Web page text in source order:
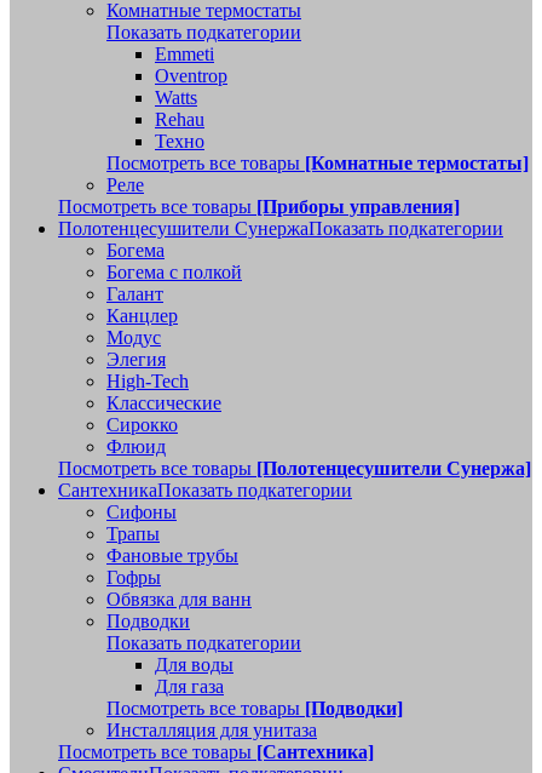
Комнатные термостаты
Показать подкатегории
Emmeti
Oventrop
Watts
Rehau
Техно
Посмотреть все товары [Комнатные термостаты]
Реле
Посмотреть все товары [Приборы управления]
Полотенцесушители СунержаПоказать подкатегории
Богема
Богема с полкой
Галант
Канцлер
Модус
Элегия
High-Tech
Классические
Сирокко
Флюид
Посмотреть все товары [Полотенцесушители Сунержа]
СантехникаПоказать подкатегории
Сифоны
Трапы
Фановые трубы
Гофры
Обвязка для ванн
Подводки
Показать подкатегории
Для воды
Для газа
Посмотреть все товары [Подводки]
Инсталляция для унитаза
Посмотреть все товары [Сантехника]